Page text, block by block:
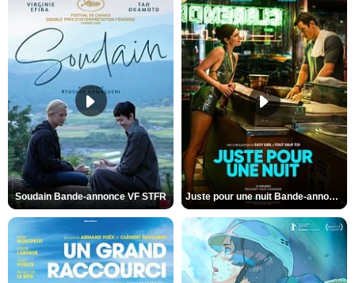
Soudain Bande-annonce VF STFR Juste pour une nuit Bande-annonce VO STFR